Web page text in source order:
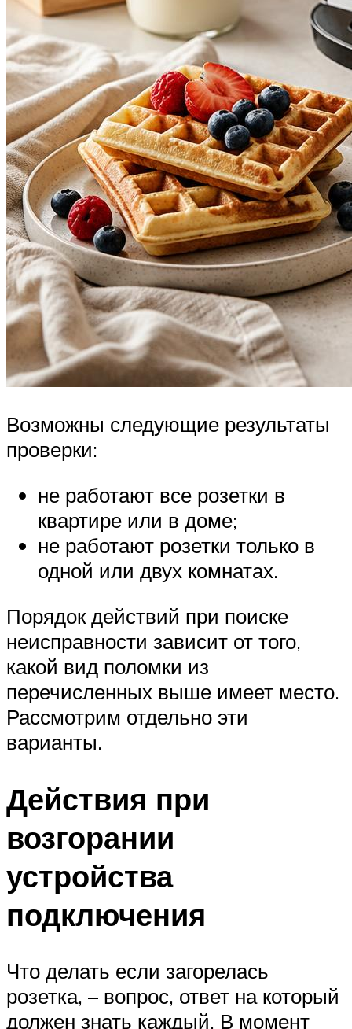
Возможны следующие результаты
проверки:
не работают все розетки в
квартире или в доме;
не работают розетки только в
одной или двух комнатах.
Порядок действий при поиске
неисправности зависит от того,
какой вид поломки из
перечисленных выше имеет место.
Рассмотрим отдельно эти
варианты.
Действия при
возгорании
устройства
подключения
Что делать если загорелась
розетка, – вопрос, ответ на который
должен знать каждый. В момент